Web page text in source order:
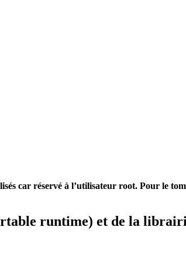
car réservé à l’utilisateur root. Pour le
runtime) et de la